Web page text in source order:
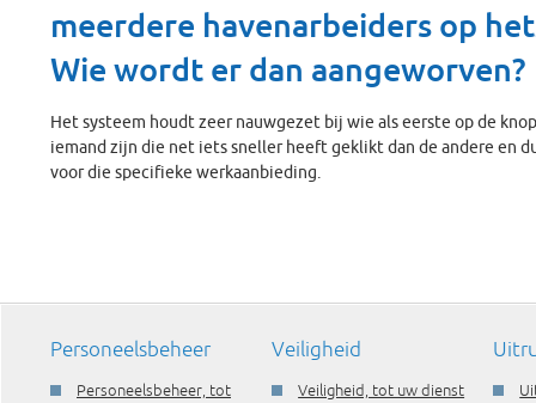
meerdere havenarbeiders op
Wie wordt er dan aangeworven?
Het systeem houdt zeer nauwgezet bij wie als eerste op de
iemand zijn die net iets sneller heeft geklikt dan de andere en
voor die specifieke werkaanbieding.
Personeelsbeheer
Personeelsbeheer, tot
Veiligheid
Veiligheid, tot uw dienst